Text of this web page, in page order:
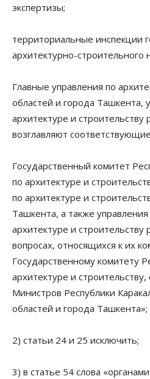
экспертизы;
территориальные инспекции
архитектурно-строительного
Главные управления по
областей и города Ташкента,
архитектуре и строительству
возглавляют
Государственный комитет
по архитектуре и
по архитектуре и
Ташкента, а также
архитектуре и строительству
вопросах, относящихся к их
Государственному комитету
архитектуре и
Министров Республики
областей и города Ташкента»;
2) статьи 24 и 25 исключить;
3) в статье 54 слова